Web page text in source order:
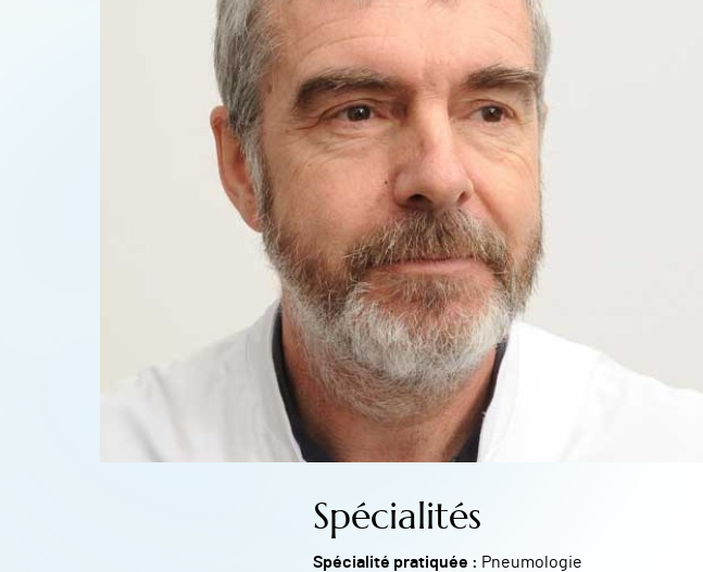
Spécialités
Spécialité pratiquée : Pneumologie